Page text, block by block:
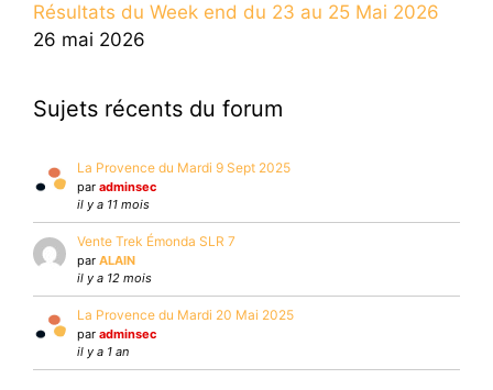
Résultats du Week end du 23 au 25 Mai 2026
26 mai 2026
Sujets récents du forum
La Provence du Mardi 9 Sept 2025
par adminsec
il y a 11 mois
Vente Trek Émonda SLR 7
par ALAIN
il y a 12 mois
La Provence du Mardi 20 Mai 2025
par adminsec
il y a 1 an